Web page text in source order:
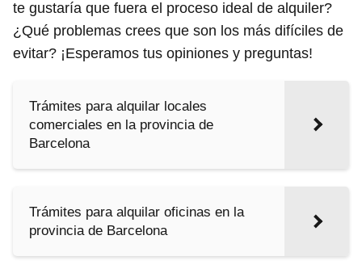
te gustaría que fuera el proceso ideal de alquiler?
¿Qué problemas crees que son los más difíciles de
evitar? ¡Esperamos tus opiniones y preguntas!
Trámites para alquilar locales
comerciales en la provincia de
Barcelona
Trámites para alquilar oficinas en la
provincia de Barcelona